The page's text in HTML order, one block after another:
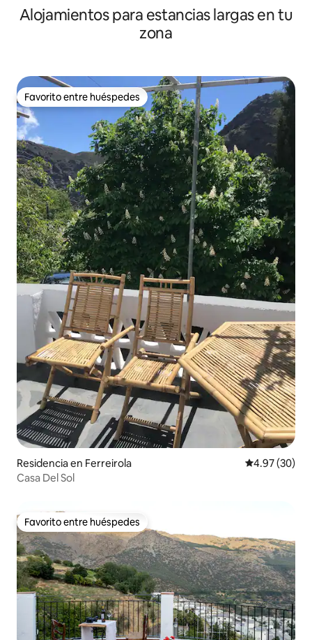
Alojamientos para estancias largas en tu
zona
Favorito entre huéspedes
Favorito entre huéspedes
Residencia en Ferreirola Calificación
4.97 (30)
Casa Del Sol
Favorito entre huéspedes
Favorito entre huéspedes